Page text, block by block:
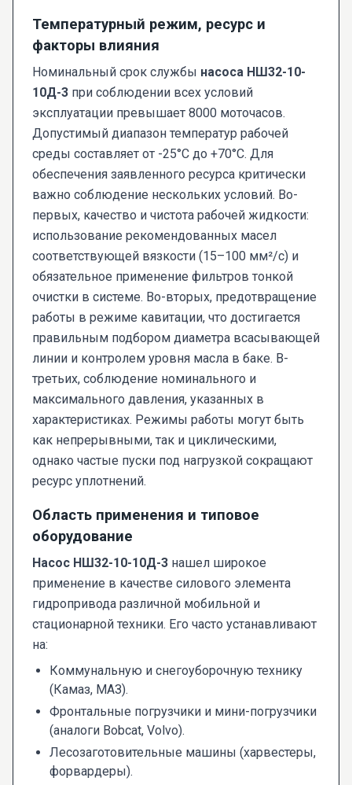
Температурный режим, ресурс и
факторы влияния
Номинальный срок службы насоса НШ32-10-
10Д-3 при соблюдении всех условий
эксплуатации превышает 8000 моточасов.
Допустимый диапазон температур рабочей
среды составляет от -25°C до +70°C. Для
обеспечения заявленного ресурса критически
важно соблюдение нескольких условий. Во-
первых, качество и чистота рабочей жидкости:
использование рекомендованных масел
соответствующей вязкости (15–100 мм²/с) и
обязательное применение фильтров тонкой
очистки в системе. Во-вторых, предотвращение
работы в режиме кавитации, что достигается
правильным подбором диаметра всасывающей
линии и контролем уровня масла в баке. В-
третьих, соблюдение номинального и
максимального давления, указанных в
характеристиках. Режимы работы могут быть
как непрерывными, так и циклическими,
однако частые пуски под нагрузкой сокращают
ресурс уплотнений.
Область применения и типовое
оборудование
Насос НШ32-10-10Д-3 нашел широкое
применение в качестве силового элемента
гидропривода различной мобильной и
стационарной техники. Его часто устанавливают
на:
Коммунальную и снегоуборочную технику
(Камаз, МАЗ).
Фронтальные погрузчики и мини-погрузчики
(аналоги Bobcat, Volvo).
Лесозаготовительные машины (харвестеры,
форвардеры).